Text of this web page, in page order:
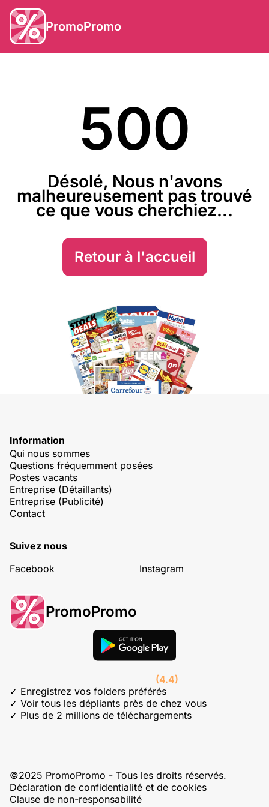
PromoPromo
500
Désolé, Nous n'avons
malheureusement pas trouvé
ce que vous cherchiez...
Retour à l'accueil
Information
Qui nous sommes
Questions fréquemment posées
Postes vacants
Entreprise (Détaillants)
Entreprise (Publicité)
Contact
Suivez nous
Facebook
Instagram
PromoPromo
(4.4)
✓ Enregistrez vos folders préférés
✓ Voir tous les dépliants près de chez vous
✓ Plus de 2 millions de téléchargements
©2025 PromoPromo - Tous les droits réservés.
Déclaration de confidentialité et de cookies
Clause de non-responsabilité